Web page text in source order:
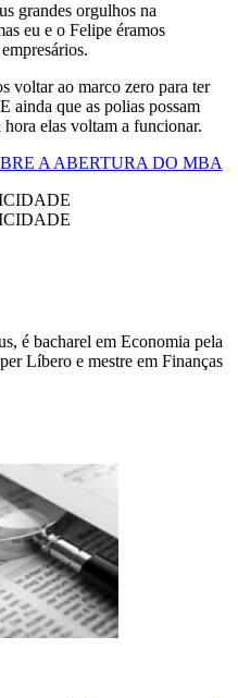
grandes orgulhos na
eu e o Felipe éramos
voltar ao marco zero para ter
ainda que as polias possam
elas voltam a funcionar.
A ABERTURA DO MBA
é bacharel em Economia pela
Líbero e mestre em Finanças